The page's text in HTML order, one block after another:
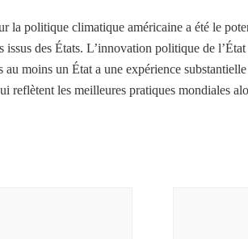
la politique climatique américaine a été le
issus des États. L’innovation politique de
moins un État a une expérience
reflètent les meilleures pratiques mondiales